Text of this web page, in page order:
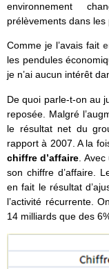
environnement
prélèvements dans les
Comme je l’avais fait
les pendules
je n’ai aucun intérêt
De quoi parle-t-on au
reposée. Malgré
le résultat net du
rapport à 2007. A la
chiffre d’affaire .
son chiffre d’affaire.
en fait le résultat
l’activité récurrente.
14 milliards que des